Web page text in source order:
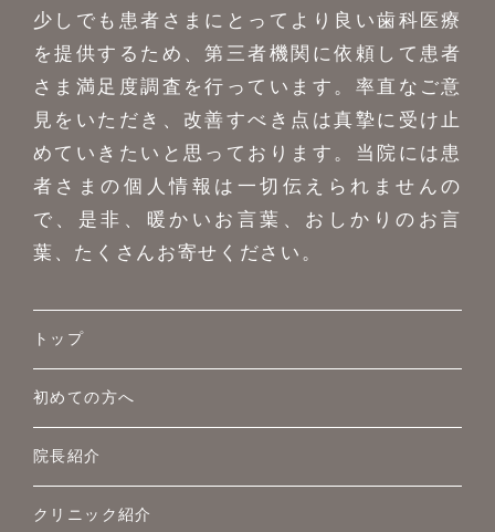
少しでも患者さまにとってより良い歯科医療
を提供するため、第三者機関に依頼して患者
さま満足度調査を行っています。率直なご意
見をいただき、改善すべき点は真摯に受け止
めていきたいと思っております。当院には患
者さまの個人情報は一切伝えられませんの
で、是非、暖かいお言葉、おしかりのお言
葉、たくさんお寄せください。
トップ
初めての方へ
院長紹介
クリニック紹介